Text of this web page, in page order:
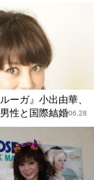
ーガ』小出由華、
性と国際結婚2015.06.28